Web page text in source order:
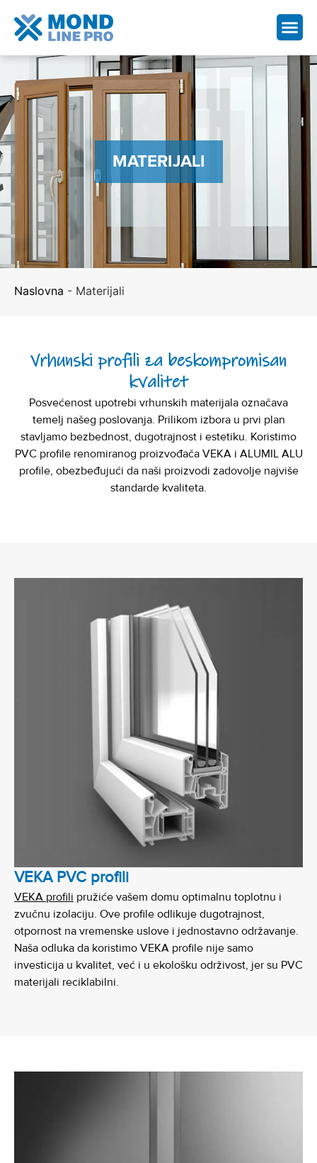
MATERIJALI
Naslovna - Materijali
Vrhunski profili za beskompromisan
kvalitet
Posvećenost upotrebi vrhunskih materijala označava
temelj našeg poslovanja. Prilikom izbora u prvi plan
stavljamo bezbednost, dugotrajnost i estetiku. Koristimo
PVC profile renomiranog proizvođača VEKA i ALUMIL ALU
profile, obezbeđujući da naši proizvodi zadovolje najviše
standarde kvaliteta.
VEKA PVC profili
VEKA profili pružiće vašem domu optimalnu toplotnu i
zvučnu izolaciju. Ove profile odlikuje dugotrajnost,
otpornost na vremenske uslove i jednostavno održavanje.
Naša odluka da koristimo VEKA profile nije samo
investicija u kvalitet, već i u ekološku održivost, jer su PVC
materijali reciklabilni.